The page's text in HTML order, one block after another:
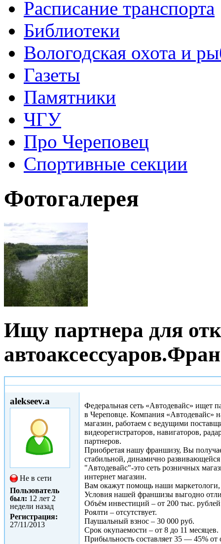
Расписание транспорта
Библиотеки
Вологодская охота и
Газеты
Памятники
ЧГУ
Про Череповец
Спортивные секции
Фотогалерея
Ищу партнера для
alekseev.a
Не в сети
Пользователь
был: 12 лет 2
недели назад
Регистрация:
27/11/2013
Федеральная сеть «Автодевайс» ищет
в Череповце. Компания «Автодевайс»
магазин, работаем с ведущими
видеорегистраторов, навигаторов,
партнеров.
Приобретая нашу франшизу, Вы
стабильной, динамично
"Автодевайс"-это сеть розничных
интернет магазин.
Вам окажут помощь наши
Условия нашей франшизы выгодно
Объём инвестиций – от 200 тыс. рублей
Роялти – отсутствует.
Паушальный взнос – 30 000 руб.
Срок окупаемости – от 8 до 11 месяцев.
Прибыльность составляет 35 — 45% от